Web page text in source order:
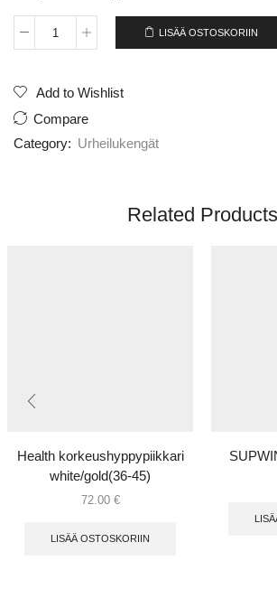
SUPWIND
määrä
LISÄÄ OSTOSKORIIN
Add to Wishlist
Compare
Category: Urheilukengät
Related Products
Health korkeushyppypiikkari
white/gold(36-45)
72.00 €
LISÄÄ OSTOSKORIIN